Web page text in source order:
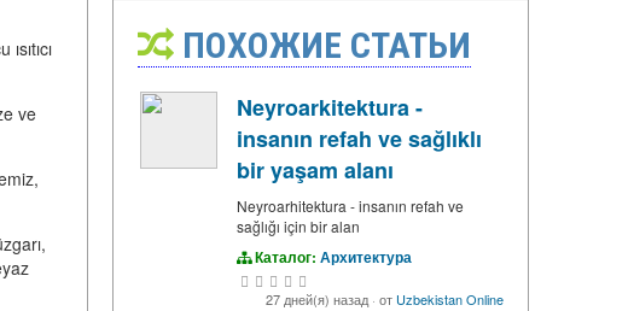
ve
ПОХОЖИЕ СТАТЬИ
Neyroarkitektura -
insanın refah ve sağlıklı
bir yaşam alanı
Neyroarhitektura - insanın refah ve
sağlığı için bir alan
Каталог: Архитектура
27 дней(я) назад· от Uzbekistan Online